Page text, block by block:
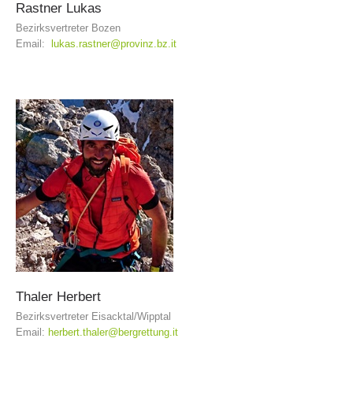
Procédure d'alarme
Rastner Lukas
Bezirksvertreter Bozen
Email:
lukas.rastner@provinz.bz.it
Thaler Herbert
Bezirksvertreter Eisacktal/Wipptal
Email: herbert.thaler@bergrettung.it